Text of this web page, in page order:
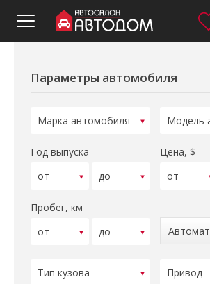
Параметры автомобиля
Год выпуска Цена, $
Пробег, км
Автомат